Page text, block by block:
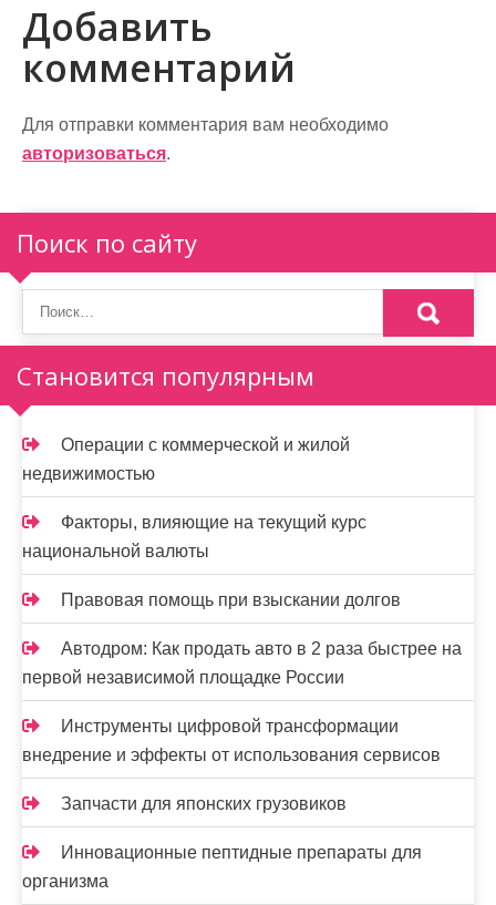
и
г
а
ц
я
п
о
з
а
п
и
с
я
м
Добавить
комментарий
Для отправки комментария вам необходимо
авторизоваться.
Поиск по сайту
Становится популярным
Операции с коммерческой и жилой
недвижимостью
Факторы, влияющие на текущий курс
национальной валюты
Правовая помощь при взыскании долгов
Автодром: Как продать авто в 2 раза быстрее на
первой независимой площадке России
Инструменты цифровой трансформации
внедрение и эффекты от использования сервисов
Запчасти для японских грузовиков
Инновационные пептидные препараты для
организма